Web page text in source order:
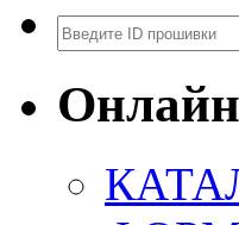
Поиск